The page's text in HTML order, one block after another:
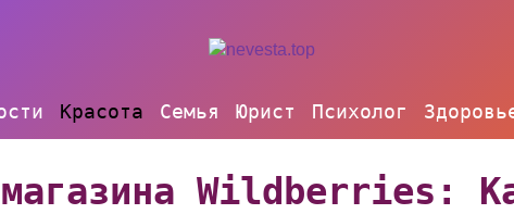
Красота Семья Юрист Психолог
Wildberries: